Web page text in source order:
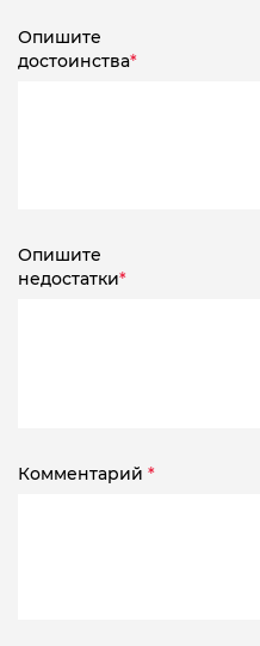
Опишите
достоинства*
Опишите
недостатки*
Комментарий *